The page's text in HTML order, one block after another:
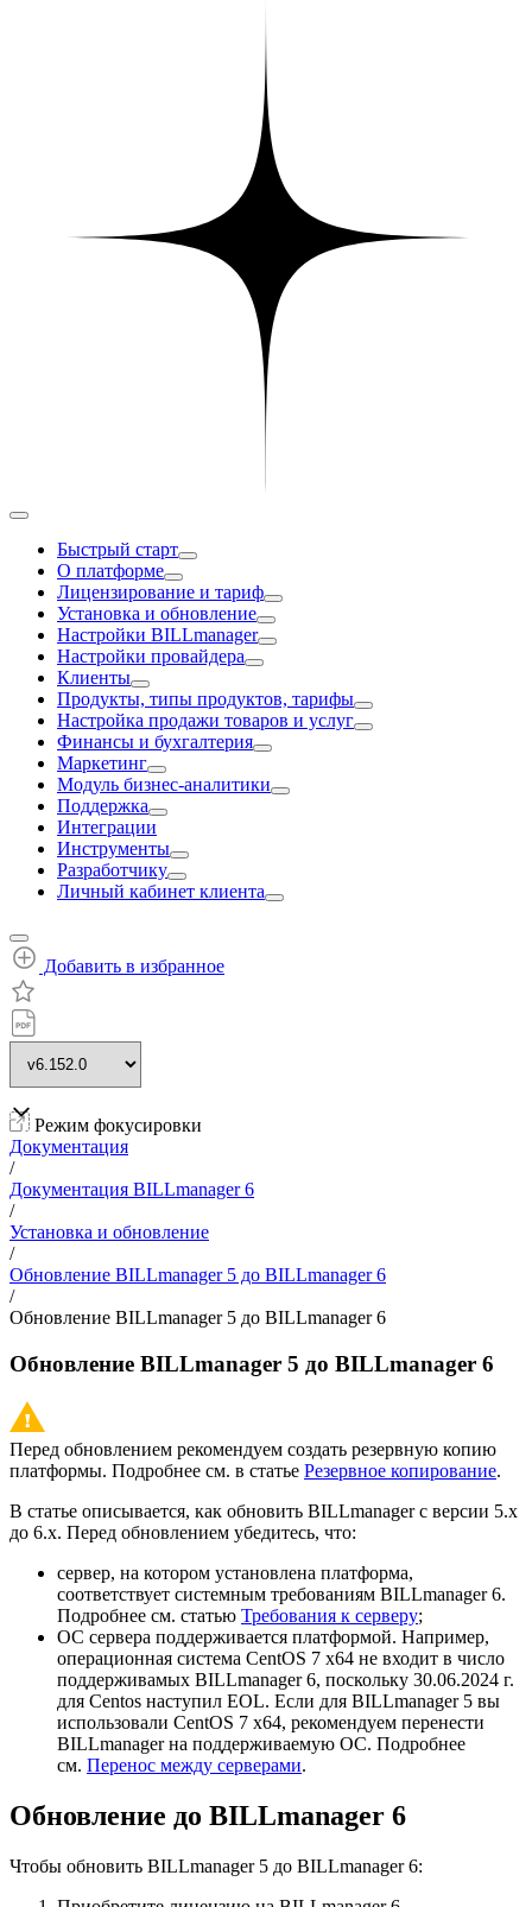
Быстрый старт
О платформе
Лицензирование и тариф
Установка и обновление
Настройки BILLmanager
Настройки провайдера
Клиенты
Продукты, типы продуктов, тарифы
Настройка продажи товаров и услуг
Финансы и бухгалтерия
Маркетинг
Модуль бизнес-аналитики
Поддержка
Интеграции
Инструменты
Разработчику
Личный кабинет клиента
Добавить в избранное
Режим фокусировки
Документация
/
Документация BILLmanager 6
/
Установка и обновление
/
Обновление BILLmanager 5 до BILLmanager 6
/
Обновление BILLmanager 5 до BILLmanager 6
Обновление BILLmanager 5 до BILLmanager 6
Перед обновлением рекомендуем создать резервную копию
платформы. Подробнее см. в статье Резервное копирование.
В статье описывается, как обновить BILLmanager с версии 5.х
до 6.х. Перед обновлением убедитесь, что:
сервер, на котором установлена платформа,
соответствует системным требованиям BILLmanager 6.
Подробнее см. статью Требования к серверу;
ОС сервера поддерживается платформой. Например,
операционная система CentOS 7 x64 не входит в число
поддерживамых BILLmanager 6, поскольку 30.06.2024 г.
для Centos наступил EOL. Если для BILLmanager 5 вы
использовали CentOS 7 x64, рекомендуем перенести
BILLmanager на поддерживаемую ОС. Подробнее
см. Перенос между серверами.
Обновление до BILLmanager 6
Чтобы обновить BILLmanager 5 до BILLmanager 6: